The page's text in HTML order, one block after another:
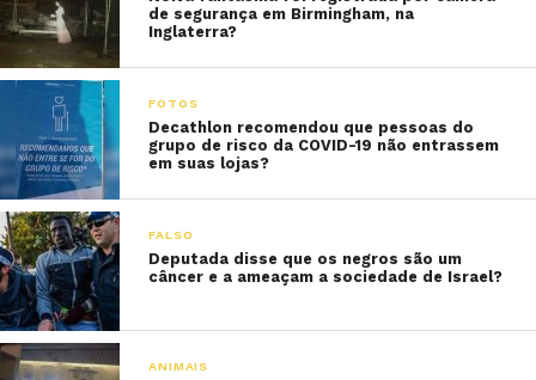
de segurança em Birmingham, na
Inglaterra?
FOTOS
Decathlon recomendou que pessoas do
grupo de risco da COVID-19 não entrassem
em suas lojas?
FALSO
Deputada disse que os negros são um
câncer e a ameaçam a sociedade de Israel?
ANIMAIS